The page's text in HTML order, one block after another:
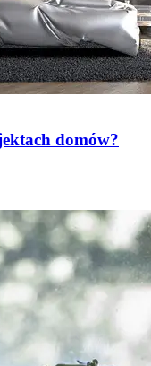
domów?